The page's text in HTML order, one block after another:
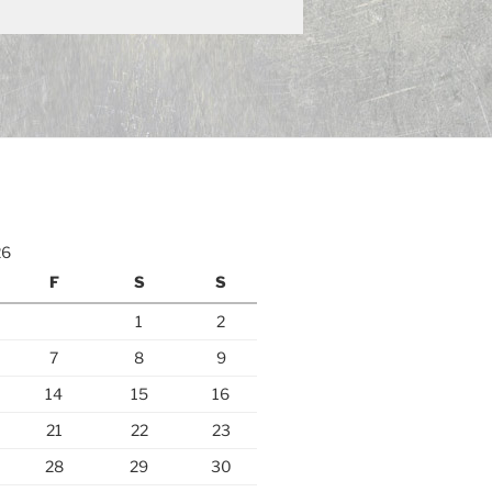
F
S S
1
2
7
8
9
14
15
16
21
22
23
28
29 30